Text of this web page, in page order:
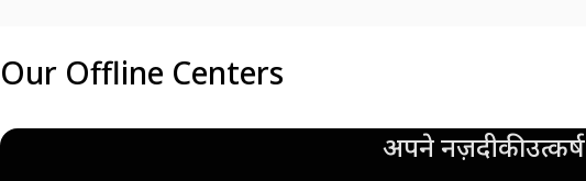
Our Offline Centers
अपने नज़दीकी